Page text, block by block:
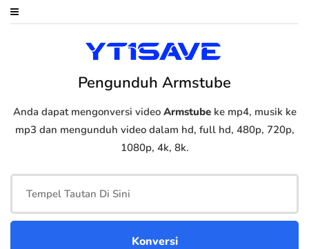
Pengunduh Armstube
Anda dapat mengonversi video Armstubeke mp4, musik ke
mp3 dan mengunduh video dalam hd, full hd, 480p, 720p,
1080p, 4k, 8k.